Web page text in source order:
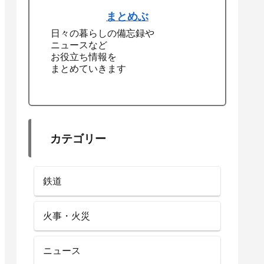
まとめぶ
日々の暮らしの備忘録や
ニュースなど
お役立ち情報を
まとめていきます
カテゴリー
鉄道
火事・火災
ニュース